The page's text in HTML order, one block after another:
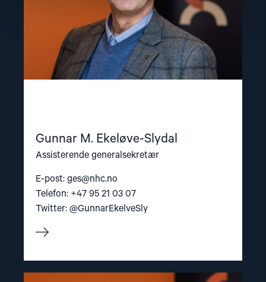
Gunnar M. Ekeløve-Slydal
Assisterende generalsekretær
E-post: ges@nhc.no
Telefon: +47 95 21 03 07
Twitter: @GunnarEkelveSly